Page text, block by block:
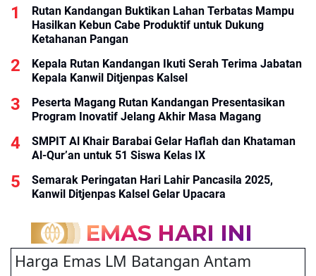
Rutan Kandangan Buktikan Lahan Terbatas Mampu
Hasilkan Kebun Cabe Produktif untuk Dukung
Ketahanan Pangan
Kepala Rutan Kandangan Ikuti Serah Terima Jabatan
Kepala Kanwil Ditjenpas Kalsel
Peserta Magang Rutan Kandangan Presentasikan
Program Inovatif Jelang Akhir Masa Magang
SMPIT Al Khair Barabai Gelar Haflah dan Khataman
Al-Qur’an untuk 51 Siswa Kelas IX
Semarak Peringatan Hari Lahir Pancasila 2025,
Kanwil Ditjenpas Kalsel Gelar Upacara